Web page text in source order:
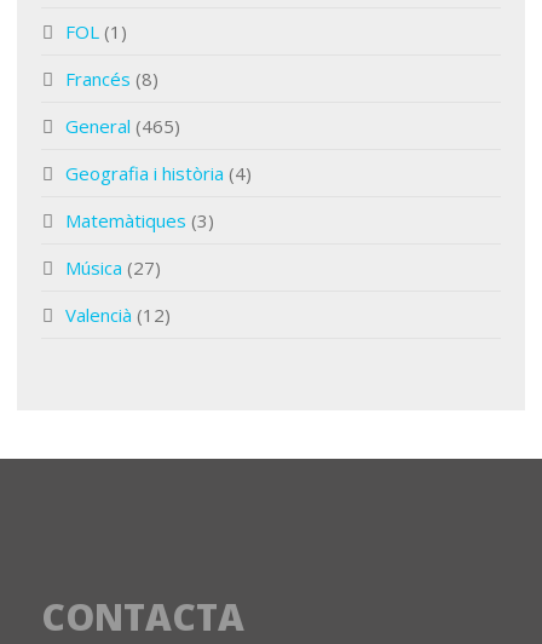
FOL (1)
Francés (8)
General (465)
Geografia i història (4)
Matemàtiques (3)
Música (27)
Valencià (12)
CONTACTA